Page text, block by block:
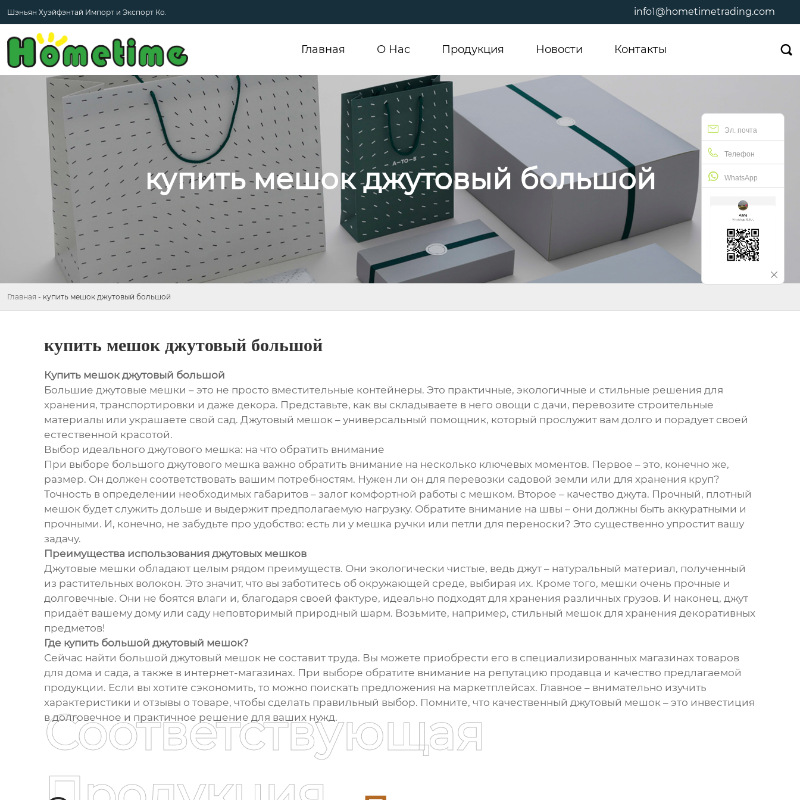
Шэньян Хуэйфэнтай Импорт и Экспорт Ко. info1@hometimetrading.com
Главная О Hас Продукция Новости Контакты 
купить мешок джутовый большой
Главная - купить мешок джутовый большой
купить мешок джутовый большой
Купить мешок джутовый большой
Большие джутовые мешки – это не просто вместительные контейнеры. Это практичные, экологичные и стильные решения для
хранения, транспортировки и даже декора. Представьте, как вы складываете в него овощи с дачи, перевозите строительные
материалы или украшаете свой сад. Джутовый мешок – универсальный помощник, который прослужит вам долго и порадует своей
естественной красотой.
Выбор идеального джутового мешка: на что обратить внимание
При выборе большого джутового мешка важно обратить внимание на несколько ключевых моментов. Первое – это, конечно же,
размер. Он должен соответствовать вашим потребностям. Нужен ли он для перевозки садовой земли или для хранения круп?
Точность в определении необходимых габаритов – залог комфортной работы с мешком. Второе – качество джута. Прочный, плотный
мешок будет служить дольше и выдержит предполагаемую нагрузку. Обратите внимание на швы – они должны быть аккуратными и
прочными. И, конечно, не забудьте про удобство: есть ли у мешка ручки или петли для переноски? Это существенно упростит вашу
задачу.
Преимущества использования джутовых мешков
Джутовые мешки обладают целым рядом преимуществ. Они экологически чистые, ведь джут – натуральный материал, полученный
из растительных волокон. Это значит, что вы заботитесь об окружающей среде, выбирая их. Кроме того, мешки очень прочные и
долговечные. Они не боятся влаги и, благодаря своей фактуре, идеально подходят для хранения различных грузов. И наконец, джут
придаёт вашему дому или саду неповторимый природный шарм. Возьмите, например, стильный мешок для хранения декоративных
предметов!
Где купить большой джутовый мешок?
Сейчас найти большой джутовый мешок не составит труда. Вы можете приобрести его в специализированных магазинах товаров
для дома и сада, а также в интернет-магазинах. При выборе обратите внимание на репутацию продавца и качество предлагаемой
продукции. Если вы хотите сэкономить, то можно поискать предложения на маркетплейсах. Главное – внимательно изучить
характеристики и отзывы о товаре, чтобы сделать правильный выбор. Помните, что качественный джутовый мешок – это инвестиция
в долговечное и практичное решение для ваших нужд.
Соответствующая
Эл. почта
Телефон
WhatsApp